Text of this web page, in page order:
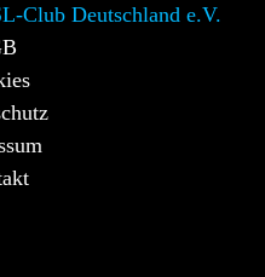
Club Deutschland e.V.